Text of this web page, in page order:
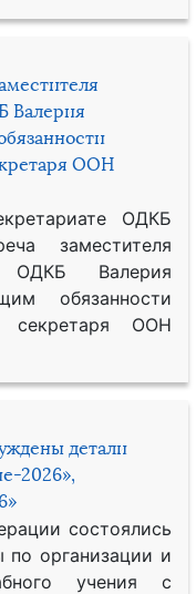
Валерия
ООН
ОДКБ
заместителя
ОДКБ Валерия
обязанности
секретаря ООН
детали
2026»,
состоялись
по организации и
учения с